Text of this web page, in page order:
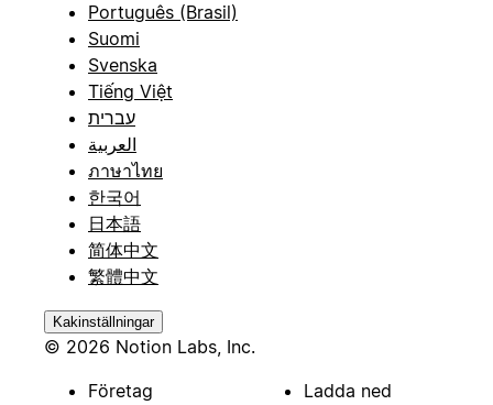
Português (Brasil)
Suomi
Svenska
Tiếng Việt
עברית
العربية
ภาษาไทย
한국어
日本語
简体中文
繁體中文
Kakinställningar
© 2026 Notion Labs, Inc.
Företag
Ladda ned